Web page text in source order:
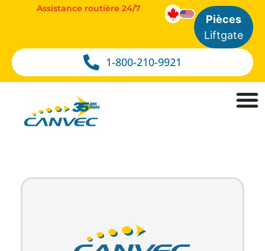
1-800-210-9921
Assistance routière 24/7
Pièces
Liftgate